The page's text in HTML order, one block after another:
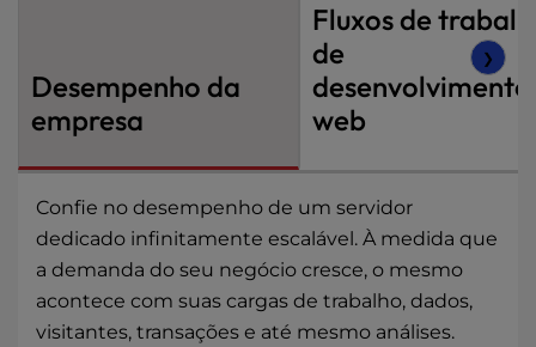
Desempenho da
empresa
Fluxos de
de
desenvolvimento
web
❯
Confie no desempenho de um servidor
dedicado infinitamente escalável. À medida que
a demanda do seu negócio cresce, o mesmo
acontece com suas cargas de trabalho, dados,
visitantes, transações e até mesmo análises.